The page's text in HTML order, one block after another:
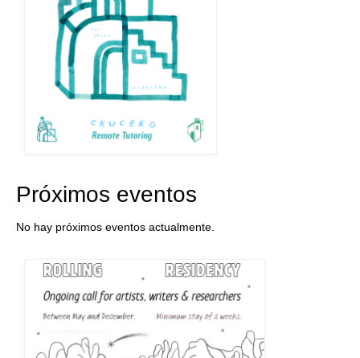
Próximos eventos
No hay próximos eventos actualmente.